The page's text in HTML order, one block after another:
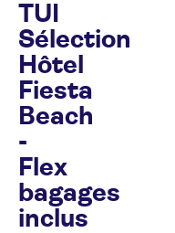
TUI
Sélection
Hôtel
Fiesta
Beach
-
Flex
bagages
inclus